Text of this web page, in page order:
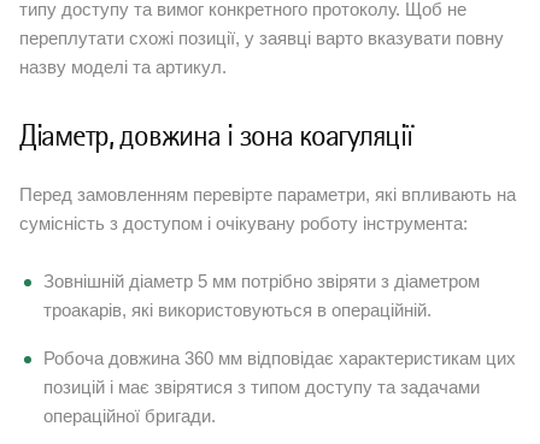
типу доступу та вимог конкретного протоколу. Щоб не
переплутати схожі позиції, у заявці варто вказувати повну
назву моделі та артикул.
Діаметр, довжина і зона коагуляції
Перед замовленням перевірте параметри, які впливають на
сумісність з доступом і очікувану роботу інструмента:
Зовнішній діаметр 5 мм потрібно звіряти з діаметром
троакарів, які використовуються в операційній.
Робоча довжина 360 мм відповідає характеристикам цих
позицій і має звірятися з типом доступу та задачами
операційної бригади.